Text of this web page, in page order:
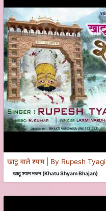
खाटू वाले श्याम | By Rupesh Tyagi
खाटू श्याम भजन (Khatu Shyam Bhajan)